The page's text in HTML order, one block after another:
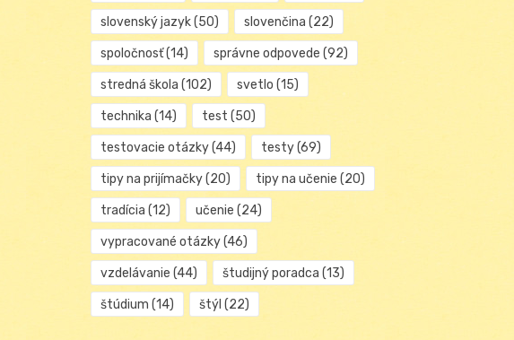
slovenský jazyk(50) slovenčina (22)
spoločnosť(14) správne odpovede (92)
stredná škola (102) svetlo (15)
technika (14) test (50)
testovacie otázky(44) testy(69)
tipy na prijímačky(20) tipy na učenie (20)
tradícia (12) učenie (24)
vypracované otázky(46)
vzdelávanie (44) študijný poradca (13)
štúdium (14) štýl (22)